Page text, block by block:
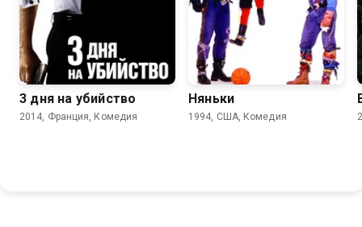
6.6 6.2
3 дня на убийство
2014, Франция, Комедия
7.2
Няньки
1994, США, Комедия